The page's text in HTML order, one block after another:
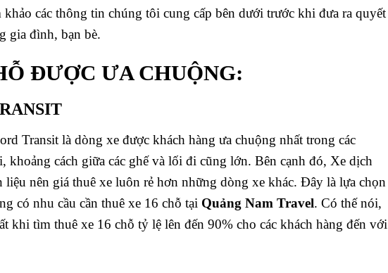
các thông tin chúng tôi cung cấp bên dưới trước khi đưa ra quyết
gia đình, bạn bè.
ĐƯỢC ƯA CHUỘNG:
Transit là dòng xe được khách hàng ưa chuộng nhất trong các
cách giữa các ghế và lối đi cũng lớn. Bên cạnh đó, Xe dịch
nên giá thuê xe luôn rẻ hơn những dòng xe khác. Đây là lựa chọn
có nhu cầu cần thuê xe 16 chỗ tại Quảng Nam Travel. Có thế nói,
khi tìm thuê xe 16 chỗ tỷ lệ lên đến 90% cho các khách hàng đến với